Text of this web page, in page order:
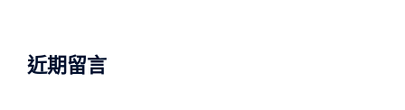
近期留言